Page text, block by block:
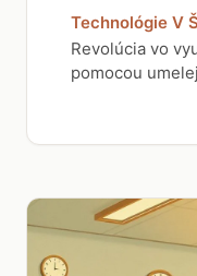
Technológie V
Revolúcia vo
pomocou